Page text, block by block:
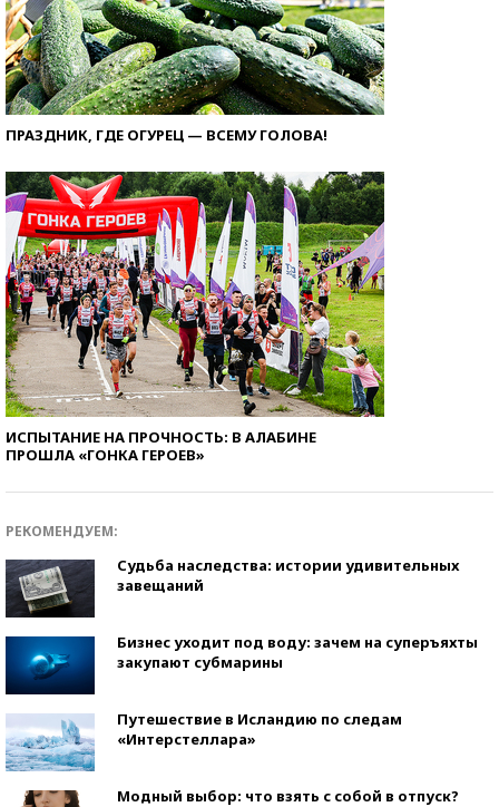
ПРАЗДНИК, ГДЕ ОГУРЕЦ — ВСЕМУ ГОЛОВА!
ИСПЫТАНИЕ НА ПРОЧНОСТЬ: В АЛАБИНЕ
ПРОШЛА «ГОНКА ГЕРОЕВ»
РЕКОМЕНДУЕМ:
Судьба наследства: истории удивительных
завещаний
Бизнес уходит под воду: зачем на суперъяхты
закупают субмарины
Путешествие в Исландию по следам
«Интерстеллара»
Модный выбор: что взять с собой в отпуск?